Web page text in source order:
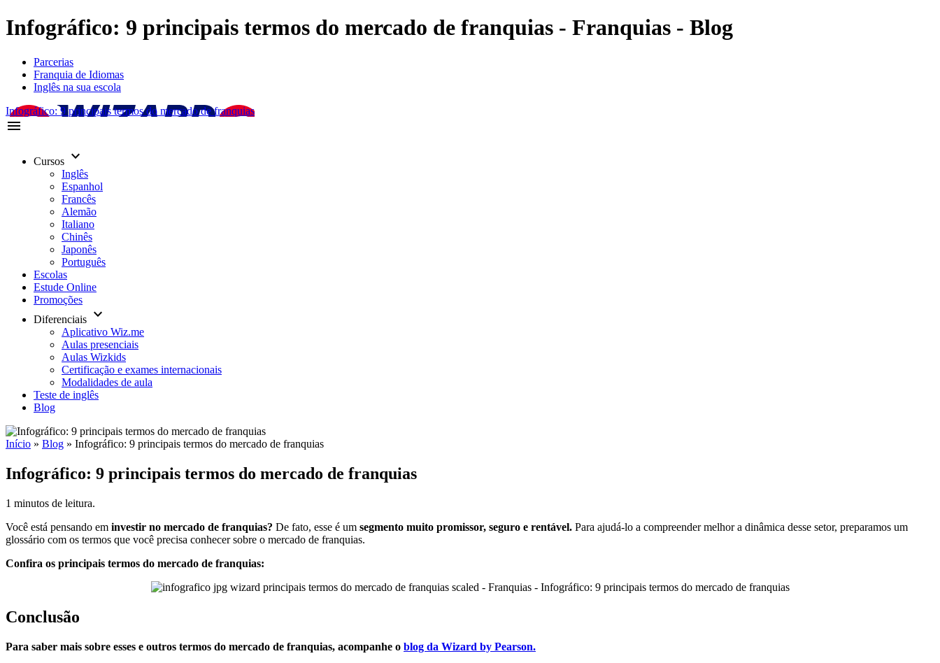
Infográfico: 9 principais termos do mercado de franquias - Franquias - Blog
Parcerias
Franquia de Idiomas
Inglês na sua escola
Infográfico: 9 principais termos do mercado de franquias
menu
Cursos keyboard_arrow_down
Inglês
Espanhol
Francês
Alemão
Italiano
Chinês
Japonês
Português
Escolas
Estude Online
Promoções
Diferenciais keyboard_arrow_down
Aplicativo Wiz.me
Aulas presenciais
Aulas Wizkids
Certificação e exames internacionais
Modalidades de aula
Teste de inglês
Blog
Início » Blog » Infográfico: 9 principais termos do mercado de franquias
Infográfico: 9 principais termos do mercado de franquias
1 minutos de leitura.
Você está pensando em investir no mercado de franquias? De fato, esse é um segmento muito promissor, seguro e rentável. Para ajudá-lo a compreender melhor a dinâmica desse setor, preparamos um
glossário com os termos que você precisa conhecer sobre o mercado de franquias.
Confira os principais termos do mercado de franquias:
Conclusão
Para saber mais sobre esses e outros termos do mercado de franquias, acompanhe o blog da Wizard by Pearson.